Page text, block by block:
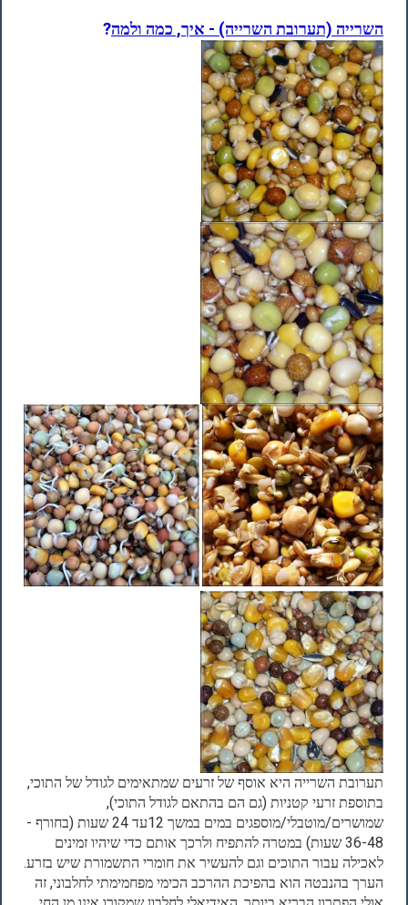
השרייה (תערובת השרייה) - איך, כמה ולמה?
תערובת השרייה היא אוסף של זרעים שמתאימים לגודל של התוכי,
בתוספת זרעי קטניות (גם הם בהתאם לגודל התוכי),
שמושרים/מוטבלי/מוספגים במים במשך 12עד 24 שעות (בחורף -
36-48 שעות) במטרה להתפיח ולרכך אותם כדי שיהיו זמינים
לאכילה עבור התוכים וגם להעשיר את חומרי התשמורת שיש בזרע.
הערך בהנבטה הוא בהפיכת ההרכב הכימי מפחמימתי לחלבוני, זה